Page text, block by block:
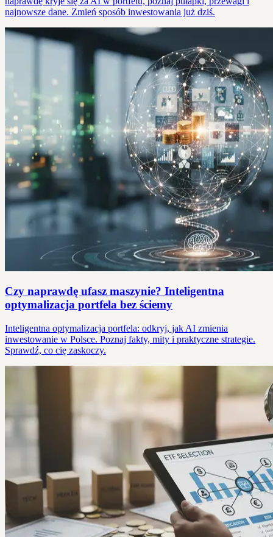
najnowsze dane. Zmień sposób inwestowania już dziś.
Czy naprawdę ufasz maszynie? Inteligentna
optymalizacja portfela bez ściemy
Inteligentna optymalizacja portfela: odkryj, jak AI zmienia
inwestowanie w Polsce. Poznaj fakty, mity i praktyczne strategie.
Sprawdź, co cię zaskoczy.